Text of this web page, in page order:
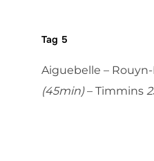
Tag 5
Aiguebelle –
(45min)– Timmins